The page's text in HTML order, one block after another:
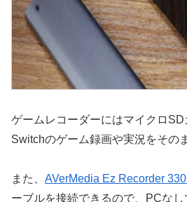
ゲームレコーダーにはマイクロSD
Switchのゲーム録画や実況をその
また、 AVerMedia Ez Recorder
ーブルを接続できるので、PCな